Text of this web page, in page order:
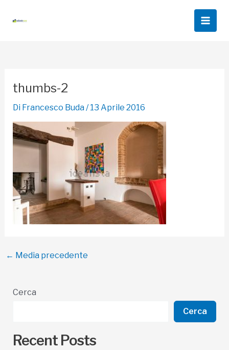
Main
thumbs-2
Di Francesco Buda/13 Aprile 2016
Navigazione
← Media precedente
Cerca
Cerca
Recent Posts